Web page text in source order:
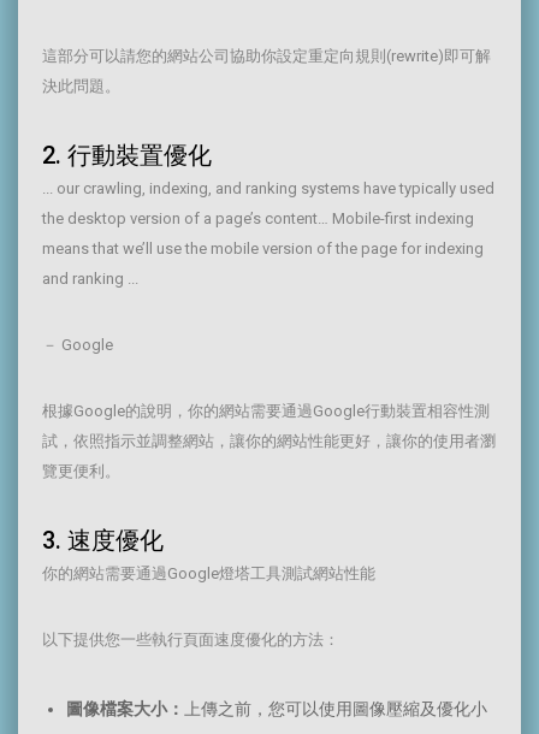
這部分可以請您的網站公司協助你設定重定向規則(rewrite)即可解
決此問題。
2. 行動裝置優化
... our crawling, indexing, and ranking systems have typically used
the desktop version of a page’s content… Mobile-first indexing
means that we’ll use the mobile version of the page for indexing
and ranking ...
－ Google
根據Google的說明，你的網站需要通過Google行動裝置相容性測
試，依照指示並調整網站，讓你的網站性能更好，讓你的使用者瀏
覽更便利。
3. 速度優化
你的網站需要通過Google燈塔工具測試網站性能
以下提供您一些執行頁面速度優化的方法：
圖像檔案大小：
上傳之前，您可以使用圖像壓縮及優化小